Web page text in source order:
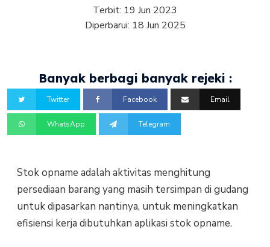
Terbit: 19 Jun 2023
Diperbarui: 18 Jun 2025
Banyak berbagi banyak rejeki :
Twitter Facebook Email
WhatsApp Telegram
Stok opname adalah aktivitas menghitung
persediaan barang yang masih tersimpan di gudang
untuk dipasarkan nantinya, untuk meningkatkan
efisiensi kerja dibutuhkan aplikasi stok opname.